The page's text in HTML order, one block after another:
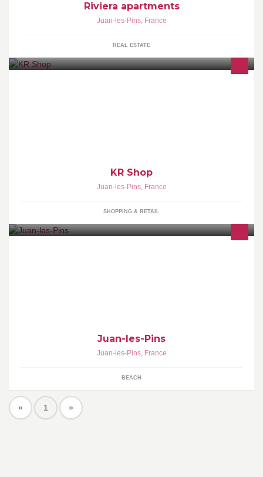
Riviera apartments
Juan-les-Pins, France
REAL ESTATE
KR Shop
Juan-les-Pins, France
SHOPPING & RETAIL
Juan-les-Pins
Juan-les-Pins, France
BEACH
« 1 »